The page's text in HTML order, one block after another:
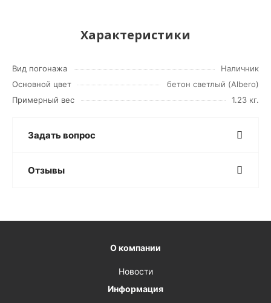
Характеристики
Вид погонажа
Наличник
Основной цвет
бетон светлый (Albero)
Примерный вес
1.23 кг.
Задать вопрос
Отзывы
О компании
Новости
Информация